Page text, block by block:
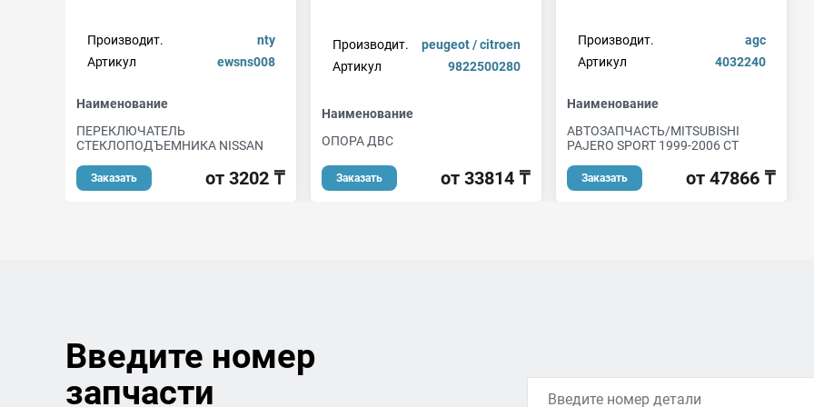
Производит.
nty
Артикул
ewsns008
Наименование
ПЕРЕКЛЮЧАТЕЛЬ
СТЕКЛОПОДЪЕМНИКА NISSAN
Заказать от 3202 ₸
Производит.
peugeot / citroen
Артикул
9822500280
Наименование
ОПОРА ДВС
Заказать от 33814 ₸
Производит.
agc
Артикул
4032240
Наименование
АВТОЗАПЧАСТЬ/MITSUBISHI
PAJERO SPORT 1999-2006 СТ
Заказать от 47866 ₸
Введите номер
запчасти